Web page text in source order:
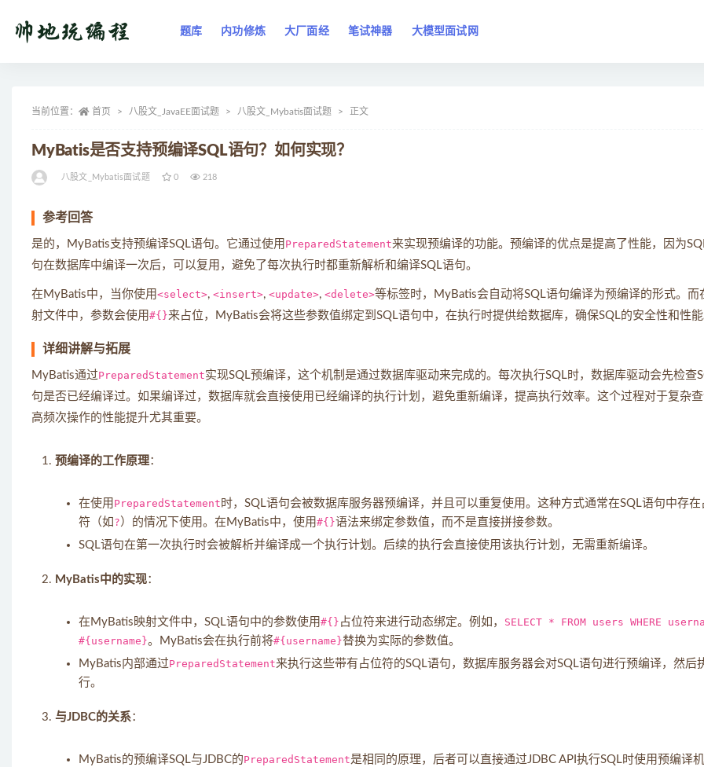
题库 内功修炼 大厂面经 笔试神器 大模型面试网
当前位置： 首页 八股文_JavaEE面试题 八股文_Mybatis面试题 正文
MyBatis是否支持预编译SQL语句？如何实现？
八股文_Mybatis面试题 0 218
参考回答
是的，MyBatis支持预编译SQL语句。它通过使用 PreparedStatement来实现预编译的功能。预编译的优点是提高了性能，因为
句在数据库中编译一次后，可以复用，避免了每次执行时都重新解析和编译SQL语句。
在MyBatis中，当你使用<select>, <insert>, <update>, <delete>等标签时，MyBatis会自动将SQL语句编译为预编译的形式。而
射文件中，参数会使用#{}来占位，MyBatis会将这些参数值绑定到SQL语句中，在执行时提供给数据库，确保SQL的安全性和性能
详细讲解与拓展
MyBatis通过PreparedStatement实现SQL预编译，这个机制是通过数据库驱动来完成的。每次执行SQL时，数据库驱动会先检查
句是否已经编译过。如果编译过，数据库就会直接使用已经编译的执行计划，避免重新编译，提高执行效率。这个过程对于复杂查
高频次操作的性能提升尤其重要。
预编译的工作原理：
在使用 PreparedStatement 时，SQL语句会被数据库服务器预编译，并且可以重复使用。这种方式通常在SQL语句中存在
符（如 ?）的情况下使用。在MyBatis中，使用#{}语法来绑定参数值，而不是直接拼接参数。
SQL语句在第一次执行时会被解析并编译成一个执行计划。后续的执行会直接使用该执行计划，无需重新编译。
MyBatis中的实现：
在MyBatis映射文件中，SQL语句中的参数使用#{} 占位符来进行动态绑定。例如， SELECT * FROM users WHERE
#{username}。MyBatis会在执行前将#{username}替换为实际的参数值。
MyBatis内部通过PreparedStatement来执行这些带有占位符的SQL语句，数据库服务器会对SQL语句进行预编译，然后
行。
与JDBC的关系：
MyBatis的预编译SQL与JDBC的PreparedStatement是相同的原理，后者可以直接通过JDBC API执行SQL时使用预编译机